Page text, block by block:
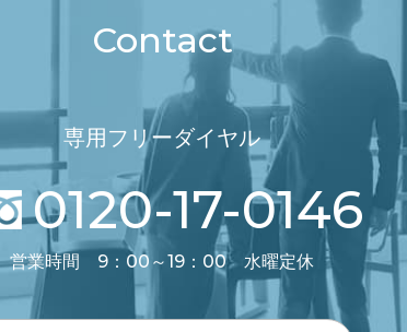
Contact
専用フリーダイヤル
0120-17-0146
営業時間 9：00～19：00 水曜定休